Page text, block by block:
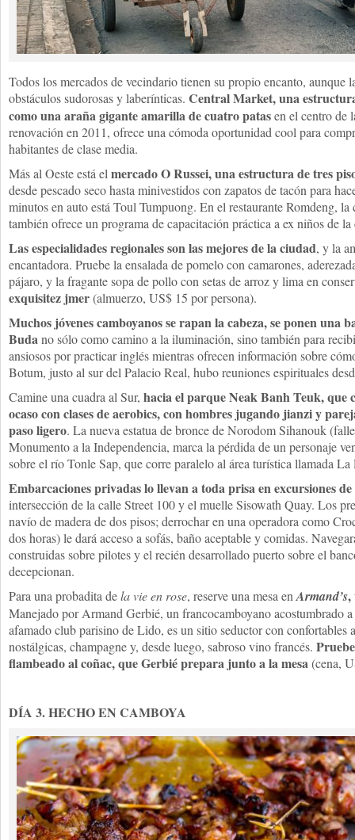
Todos los mercados de vecindario tienen su propio encanto, aunque
obstáculos sudorosas y laberínticas. Central Market, una
como una araña gigante amarilla de cuatro patasen el centro de
renovación en 2011, ofrece una cómoda oportunidad cool para
habitantes de clase media.
Más al Oeste está el mercado O Russei, una estructura de tres
desde pescado seco hasta minivestidos con zapatos de tacón para
minutos en auto está Toul Tumpuong. En el restaurante Romdeng,
también ofrece un programa de capacitación práctica a ex niños de la
Las especialidades regionales son las mejores de la ciudad, y la
encantadora. Pruebe la ensalada de pomelo con camarones,
pájaro, y la fragante sopa de pollo con setas de arroz y lima en
exquisitez jmer(almuerzo, US$ 15 por persona).
Muchos jóvenes camboyanos se rapan la cabeza, se ponen una
Budano sólo como camino a la iluminación, sino también para
ansiosos por practicar inglés mientras ofrecen información sobre
Botum, justo al sur del Palacio Real, hubo reuniones espirituales
Camine una cuadra al Sur, hacia el parque Neak Banh Teuk, que
ocaso con clases de aerobics, con hombres jugando jianzi y
paso ligero. La nueva estatua de bronce de Norodom Sihanouk
Monumento a la Independencia, marca la pérdida de un personaje
sobre el río Tonle Sap, que corre paralelo al área turística llamada La
Embarcaciones privadas lo llevan a toda prisa en excursiones
intersección de la calle Street 100 y el muelle Sisowath Quay. Los
navío de madera de dos pisos; derrochar en una operadora como
dos horas) le dará acceso a sofás, baño aceptable y comidas.
construidas sobre pilotes y el recién desarrollado puerto sobre el
decepcionan.
Para una probadita dela vie en rose, reserve una mesa en Armand’s,
Manejado por Armand Gerbié, un francocamboyano acostumbrado a
afamado club parisino de Lido, es un sitio seductor con confortables
nostálgicas, champagne y, desde luego, sabroso vino francés.
flambeado al coñac, que Gerbié prepara junto a la mesa(cena,
DÍA 3. HECHO EN CAMBOYA